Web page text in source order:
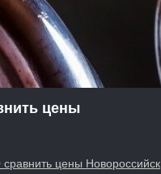
цены
цены Новороссийск